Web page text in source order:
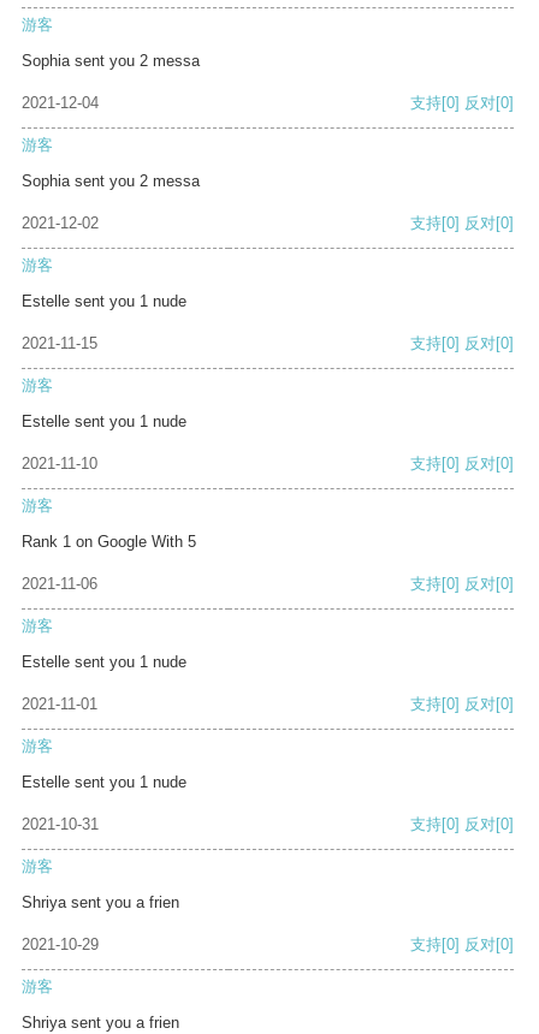
游客
Sophia sent you 2 messa
2021-12-04 支持[0] 反对[0]
游客
Sophia sent you 2 messa
2021-12-02 支持[0] 反对[0]
游客
Estelle sent you 1 nude
2021-11-15 支持[0] 反对[0]
游客
Estelle sent you 1 nude
2021-11-10 支持[0] 反对[0]
游客
Rank 1 on Google With 5
2021-11-06 支持[0] 反对[0]
游客
Estelle sent you 1 nude
2021-11-01 支持[0] 反对[0]
游客
Estelle sent you 1 nude
2021-10-31 支持[0] 反对[0]
游客
Shriya sent you a frien
2021-10-29 支持[0] 反对[0]
游客
Shriya sent you a frien